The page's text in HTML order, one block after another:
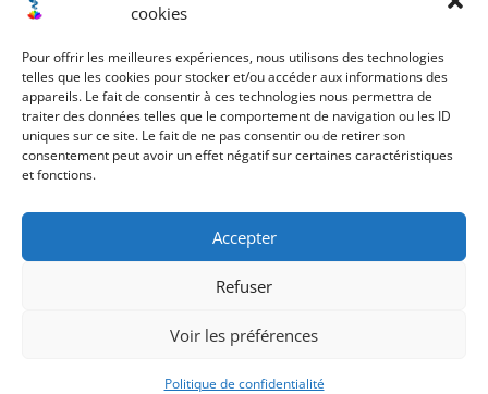
cookies
Pour offrir les meilleures expériences, nous utilisons des technologies
telles que les cookies pour stocker et/ou accéder aux informations des
appareils. Le fait de consentir à ces technologies nous permettra de
traiter des données telles que le comportement de navigation ou les ID
uniques sur ce site. Le fait de ne pas consentir ou de retirer son
consentement peut avoir un effet négatif sur certaines caractéristiques
et fonctions.
Accepter
Refuser
Voir les préférences
Politique de confidentialité